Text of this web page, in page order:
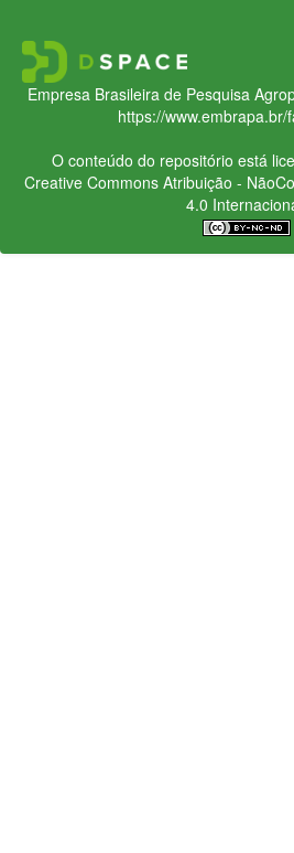
Empresa Brasileira de Pesquisa
https://www.embrapa.br/
O conteúdo do repositório está
Creative CommonsAtribuição -
4.0